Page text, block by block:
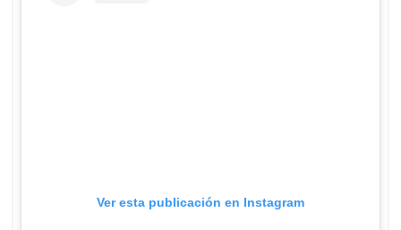
Ver esta publicación en Instagram